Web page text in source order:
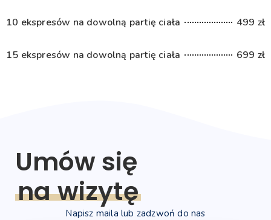
10 ekspresów na dowolną partię ciała 499 zł
15 ekspresów na dowolną partię ciała 699 zł
Umów się
na wizytę
Napisz maila lub zadzwoń do nas